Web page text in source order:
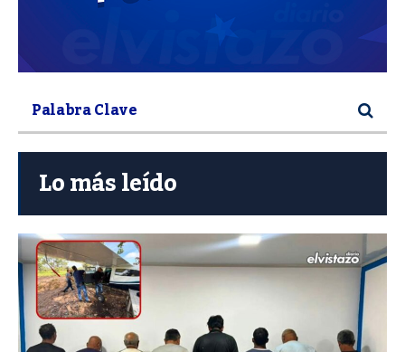
Lo más leído